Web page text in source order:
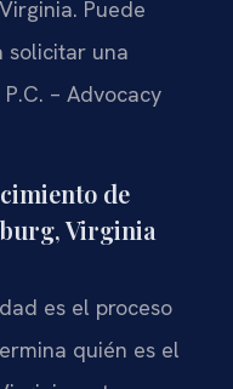
Puede
solicitar una
– Advocacy
de
Virginia
es el proceso
quién es el